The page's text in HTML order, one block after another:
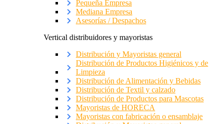
Pequeña Empresa
Mediana Empresa
Asesorías / Despachos
Vertical distribuidores y mayoristas
Distribución y Mayoristas general
Distribución de Productos Higiénicos y de
Limpieza
Distribución de Alimentación y Bebidas
Distribución de Textil y calzado
Distribución de Productos para Mascotas
Mayoristas de HORECA
Mayoristas con fabricación o ensamblaje